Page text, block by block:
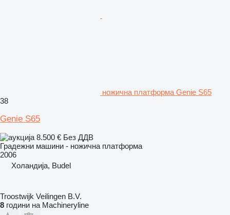
ножична платформа Genie S65
38
Genie S65
8.500 € Без ДДВ
Градежни машини - ножична платформа
2006
Холандија, Budel
Troostwijk Veilingen B.V.
8 години на Machineryline